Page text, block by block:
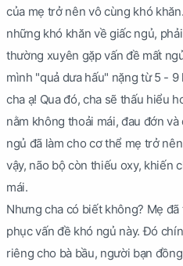
của mẹ trở nên vô cùng khó
những khó khăn về giấc ngủ,
thường xuyên gặp vấn đề mất
mình "quả dưa hấu" nặng từ 5 -
cha ạ! Qua đó, cha sẽ thấu hiểu
nằm không thoải mái, đau đớn
ngủ đã làm cho cơ thể mẹ trở
vậy, não bộ còn thiếu oxy, khiến
mái.
Nhưng cha có biết không? Mẹ
phục vấn đề khó ngủ này. Đó
riêng cho bà bầu, người bạn